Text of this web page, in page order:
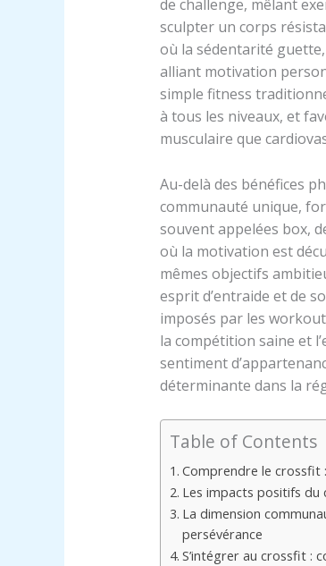
de challenge, mêlant
sculpter un corps
où la sédentarité
alliant motivation
simple fitness
à tous les niveaux, et
musculaire que
Au-delà des bénéfices
communauté unique,
souvent appelées box,
où la motivation est
mêmes objectifs
esprit d’entraide et de
imposés par les
la compétition saine et
sentiment
déterminante dans la
Table of Contents
Comprendre le crossfit
Les impacts positifs du
La dimension
persévérance
S’intégrer au crossfit :